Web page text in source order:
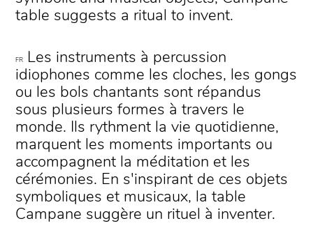
table suggests a ritual to invent.
FR
Les instruments à percussion
idiophones comme les cloches, les gongs
ou les bols chantants sont répandus
sous plusieurs formes à travers le
monde. Ils rythment la vie quotidienne,
marquent les moments importants ou
accompagnent la méditation et les
cérémonies. En s'inspirant de ces objets
symboliques et musicaux, la table
Campane suggère un rituel à inventer.